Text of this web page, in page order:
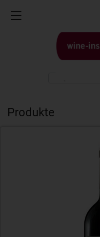
Toggle navigation
Produkte